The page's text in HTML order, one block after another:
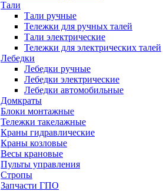
Тали
Тали ручные
Тележки для ручных талей
Тали электрические
Тележки для электрических талей
Лебедки
Лебедки ручные
Лебедки электрические
Лебедки автомобильные
Домкраты
Блоки монтажные
Тележки такелажные
Краны гидравлические
Краны козловые
Весы крановые
Пульты управления
Стропы
Запчасти ГПО